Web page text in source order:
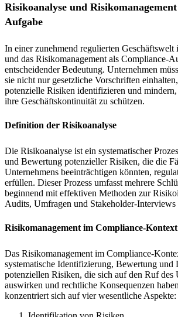
Risikoanalyse und
Aufgabe
In einer zunehmend regulierten Geschäftswelt
und das Risikomanagement als Compliance-
entscheidender Bedeutung. Unternehmen
sie nicht nur gesetzliche Vorschriften
potenzielle Risiken identifizieren und
ihre Geschäftskontinuität zu schützen.
Definition der Risikoanalyse
Die Risikoanalyse ist ein systematischer
und Bewertung potenzieller Risiken, die die
Unternehmens beeinträchtigen könnten,
erfüllen. Dieser Prozess umfasst mehrere
beginnend mit effektiven Methoden zur
Audits, Umfragen und Stakeholder-Interviews
Risikomanagement im Compliance-Kontext
Das Risikomanagement im Compliance-
systematische Identifizierung, Bewertung und
potenziellen Risiken, die sich auf den Ruf des
auswirken und rechtliche Konsequenzen
konzentriert sich auf vier wesentliche Aspekte: